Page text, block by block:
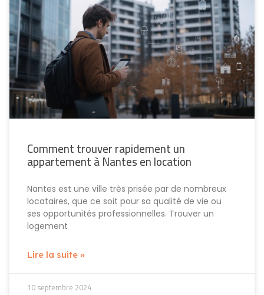
Comment trouver rapidement un
appartement à Nantes en location
Nantes est une ville très prisée par de nombreux
locataires, que ce soit pour sa qualité de vie ou
ses opportunités professionnelles. Trouver un
logement
Lire la suite »
10 septembre 2024